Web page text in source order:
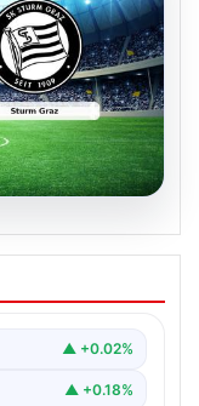
Graz Canlı
▲ +0.02%
▲ +0.18%